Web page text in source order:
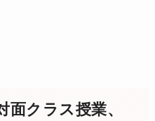
面クラス授業、